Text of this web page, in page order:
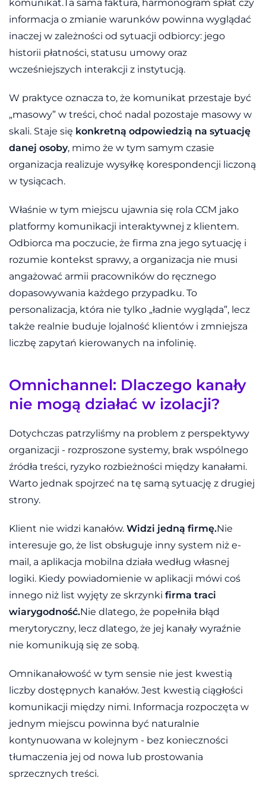
komunikat.Ta sama faktura, harmonogram spłat czy
informacja o zmianie warunków powinna wyglądać
inaczej w zależności od sytuacji odbiorcy: jego
historii płatności, statusu umowy oraz
wcześniejszych interakcji z instytucją.
W praktyce oznacza to, że komunikat przestaje być
„masowy” w treści, choć nadal pozostaje masowy w
skali. Staje się konkretną odpowiedzią na sytuację
danej osoby, mimo że w tym samym czasie
organizacja realizuje wysyłkę korespondencji liczoną
w tysiącach.
Właśnie w tym miejscu ujawnia się rola CCM jako
platformy komunikacji interaktywnej z klientem.
Odbiorca ma poczucie, że firma zna jego sytuację i
rozumie kontekst sprawy, a organizacja nie musi
angażować armii pracowników do ręcznego
dopasowywania każdego przypadku. To
personalizacja, która nie tylko „ładnie wygląda”, lecz
także realnie buduje lojalność klientów i zmniejsza
liczbę zapytań kierowanych na infolinię.
Omnichannel: Dlaczego kanały
nie mogą działać w izolacji?
Dotychczas patrzyliśmy na problem z perspektywy
organizacji - rozproszone systemy, brak wspólnego
źródła treści, ryzyko rozbieżności między kanałami.
Warto jednak spojrzeć na tę samą sytuację z drugiej
strony.
Klient nie widzi kanałów. Widzi jedną firmę.Nie
interesuje go, że list obsługuje inny system niż e-
mail, a aplikacja mobilna działa według własnej
logiki. Kiedy powiadomienie w aplikacji mówi coś
innego niż list wyjęty ze skrzynki firma traci
wiarygodność.Nie dlatego, że popełniła błąd
merytoryczny, lecz dlatego, że jej kanały wyraźnie
nie komunikują się ze sobą.
Omnikanałowość w tym sensie nie jest kwestią
liczby dostępnych kanałów. Jest kwestią ciągłości
komunikacji między nimi. Informacja rozpoczęta w
jednym miejscu powinna być naturalnie
kontynuowana w kolejnym - bez konieczności
tłumaczenia jej od nowa lub prostowania
sprzecznych treści.